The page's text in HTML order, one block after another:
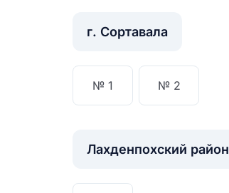
г. Сортавала
№ 1 № 2
Лахденпохский район